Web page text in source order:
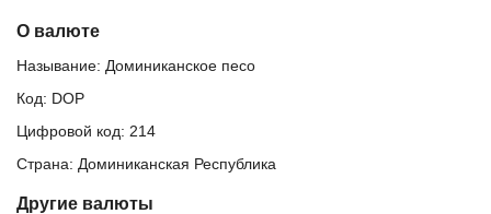
О валюте
Называние: Доминиканское песо
Код: DOP
Цифровой код: 214
Страна: Доминиканская Республика
Другие валюты